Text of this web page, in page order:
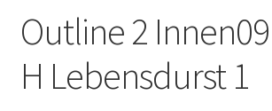
Outline 2
H Lebensdurst 1